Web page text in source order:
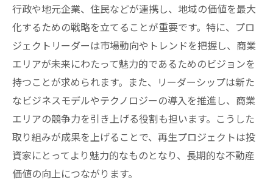
行政や地元企業、住民などが連携し、地域の価値を最大
化するための戦略を立てることが重要です。特に、プロ
ジェクトリーダーは市場動向やトレンドを把握し、商業
エリアが未来にわたって魅力的であるためのビジョンを
持つことが求められます。また、リーダーシップは新た
なビジネスモデルやテクノロジーの導入を推進し、商業
エリアの競争力を引き上げる役割も担います。こうした
取り組みが成果を上げることで、再生プロジェクトは投
資家にとってより魅力的なものとなり、長期的な不動産
価値の向上につながります。